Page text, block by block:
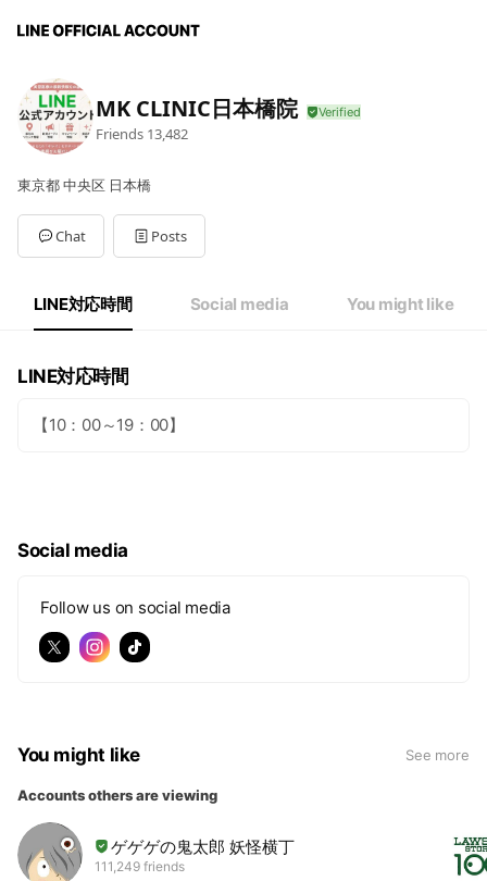
MK CLINIC日本橋院
Friends 13,482
東京都 中央区 日本橋
Chat Posts
LINE対応時間 Social media You might like
LINE対応時間
【10：00～19：00】
Social media
Follow us on social media
You might like See more
Accounts others are viewing
ゲゲゲの鬼太郎 妖怪横丁
111,249 friends